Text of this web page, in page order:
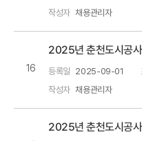
작성자 채용관리자
16
2025년 춘천도시공
등록일 2025-09-01
작성자 채용관리자
2025년 춘천도시공